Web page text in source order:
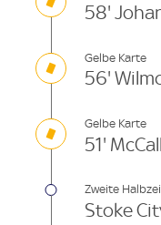
58'
Gelbe Karte
56'
Gelbe Karte
51'
Zweite
Stoke